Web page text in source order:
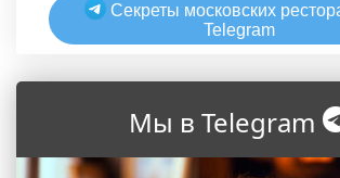
Секреты московских
Telegram
Мы в Telegram